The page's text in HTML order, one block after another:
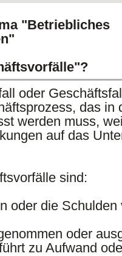
"Betriebliches
oder
das in
werden muss,
auf das
sind:
oder die Schulden
oder
zu Aufwand